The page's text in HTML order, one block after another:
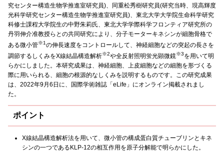
究センター構造生物学推進室研究員)、同重松秀樹研究員(研究当時、現高輝度
光科学研究センター構造生物学推進室研究員)、東北大学大学院生命科学研究
科修士課程大学院生の中野朱莉氏、東北大学学際科学フロンティア研究所の
丹羽伸介准教授らとの共同研究により、分子モーターキネシンが細胞骨格で
ある微小管※1の伸長速度をコントロールして、神経細胞などの突起の長さを
調節するしくみをX線結晶構造解析※2や全反射照明蛍光顕微鏡※3を用いて明
らかにしました。本研究成果は、神経細胞、上皮細胞などの細胞を形づくる
際に用いられる、細胞の根源的なしくみを説明するものです。この研究成果
は、2022年9月6日に、国際学術雑誌「eLife」にオンライン掲載されまし
た。
ポイント
X線結晶構造解析法を用いて、微小管の構成蛋白質チューブリンとキネ
シンの一つであるKLP-12の相互作用を原子分解能で明らかにした。